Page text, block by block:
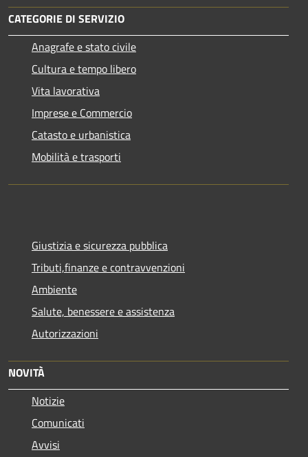
CATEGORIE DI SERVIZIO
Anagrafe e stato civile
Cultura e tempo libero
Vita lavorativa
Imprese e Commercio
Catasto e urbanistica
Mobilità e trasporti
Giustizia e sicurezza pubblica
Tributi,finanze e contravvenzioni
Ambiente
Salute, benessere e assistenza
Autorizzazioni
NOVITÀ
Notizie
Comunicati
Avvisi